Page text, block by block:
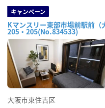
キャンペーン
Kマンスリー東部市場前駅前（
205・205(No.834533)
大阪市東住吉区